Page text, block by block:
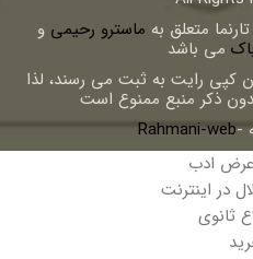
متعلق به ماسترو رحیمی و
می باشد
کپی رایت به ثبت می رسند، لذا
ذکر منبع ممنوع است
-
Rahmani-web
ادب
در اینترنت
ثانوی